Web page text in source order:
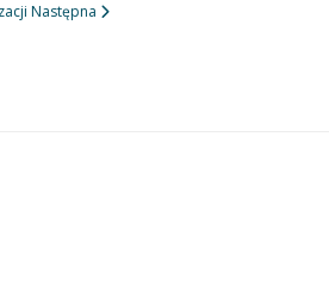
Następna